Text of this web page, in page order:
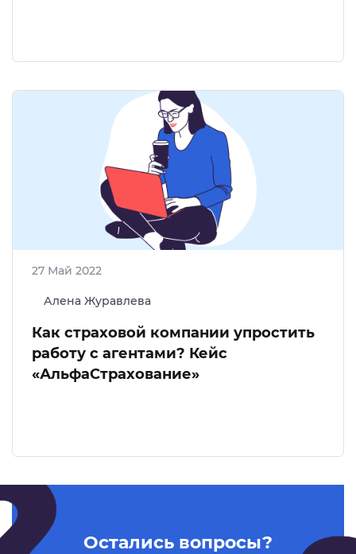
Алена Журавлева
27 Май 2022
Как страховой компании упростить
работу с агентами? Кейс
«АльфаСтрахование»
Остались вопросы?